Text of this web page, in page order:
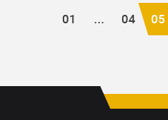
01 ... 04 05